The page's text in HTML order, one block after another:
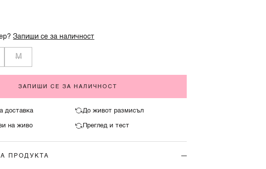
Запиши се за наличност
M
ЗАПИШИ СЕ ЗА НАЛИЧНОСТ
доставка До живот размисъл
на живо Преглед и тест
ПРОДУКТА